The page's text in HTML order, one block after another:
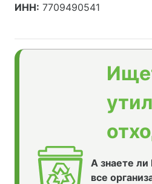
ИНН: 7709490541
А знаете
все